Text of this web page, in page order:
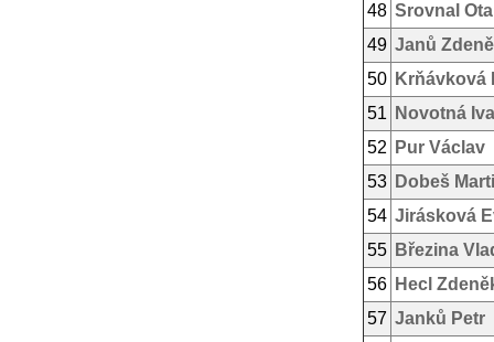
48 Srovnal
49 Janů
50 Krňávková
51
Novotná
52
Pur Václav
53 Dobeš
54 Jirásková
55 Březina
56 Hecl
57 Janků Petr